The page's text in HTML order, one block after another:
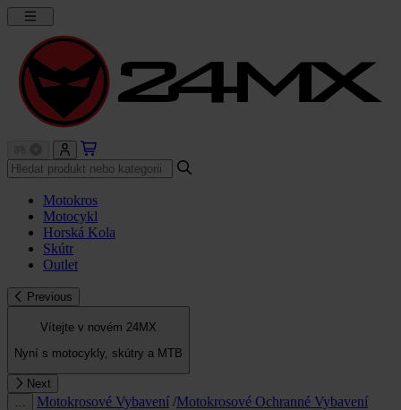
Motokros
Motocykl
Horská Kola
Skútr
Outlet
Previous
Vítejte v novém 24MX
Nyní s motocykly, skútry a MTB
Next
Motokrosové Vybavení /Motokrosové Ochranné Vybavení